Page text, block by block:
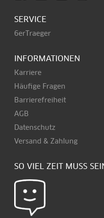
SERVICE
6erTraeger
INFORMATIONEN
Karriere
Häufige Fragen
Barrierefreiheit
AGB
Datenschutz
Versand & Zahlung
SO VIEL ZEIT MUSS